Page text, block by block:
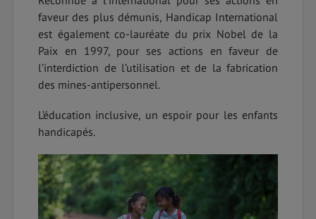
faveur des plus démunis, Handicap International
est également co-lauréate du prix Nobel de la
Paix en 1997, pour ses actions en faveur de
l’interdiction de l’utilisation et de la fabrication
des mines-antipersonnel.
L’éducation inclusive, un espoir pour les enfants
handicapés.